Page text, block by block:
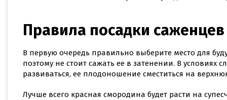
Правила посадки
В первую очередь правильно выберите место для
поэтому не стоит сажать ее в затенении. В условиях
развиваться, ее плодоношение сместиться на
Лучше всего красная смородина будет расти на